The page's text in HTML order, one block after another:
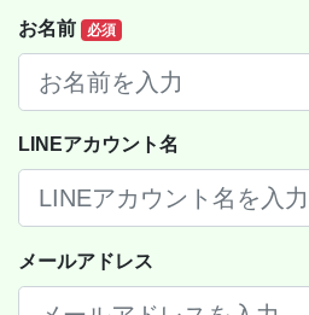
お名前 必須
LINEアカウント名
メールアドレス